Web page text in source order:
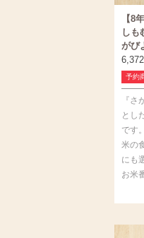
【8
しも
がび
6,372
予約
『さ
とし
です。
米の
にも
お米